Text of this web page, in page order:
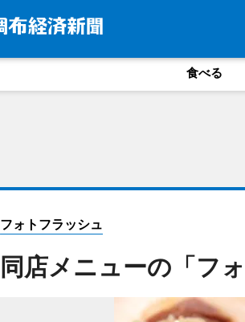
食べる
フォトフラッシュ
同店メニューの「フ